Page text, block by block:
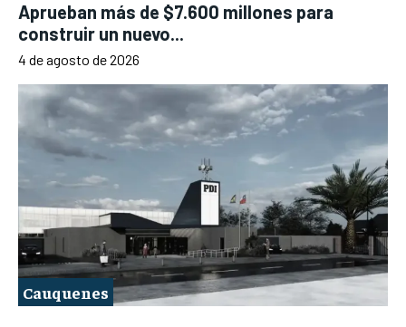
Aprueban más de $7.600 millones para
construir un nuevo...
4 de agosto de 2026
Cauquenes